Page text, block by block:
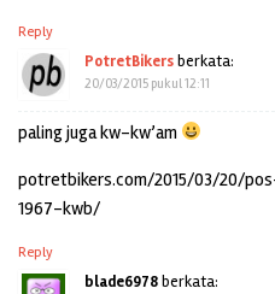
Reply
PotretBikersberkata:
20/03/2015 pukul 12:11
paling juga kw-kw’am
potretbikers.com/2015/03/20/
1967-kwb/
Reply
blade6978berkata: